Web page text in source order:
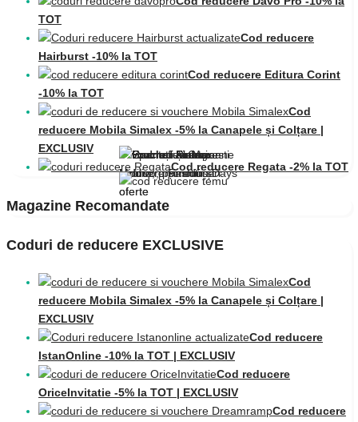
TOT
Cod reducere
Hairburst -10% la TOT
Cod reducere Editura Corint
-10% la TOT
Cod
reducere Mobila Simalex -5% la Canapele și Colțare |
EXCLUSIV
Cod reducere Regata -2% la TOT
Magazine Recomandate
Coduri de reducere EXCLUSIVE
Cod
reducere Mobila Simalex -5% la Canapele și Colțare |
EXCLUSIV
Cod reducere
IstanOnline -10% la TOT | EXCLUSIV
Cod reducere
OriceInvitatie -5% la TOT | EXCLUSIV
Cod reducere